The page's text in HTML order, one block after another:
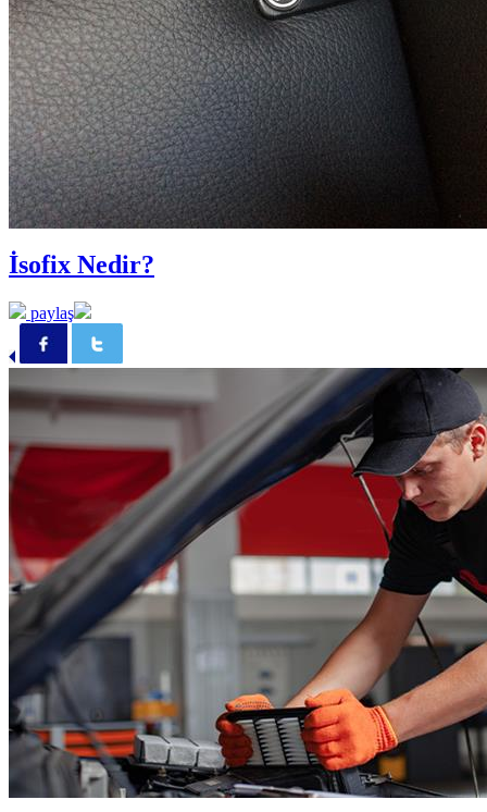
İsofix Nedir?
paylaş